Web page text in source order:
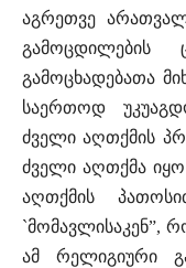
აგრეთვე
გამოცდილების
გამოცხადებათა
საერთოდ
ძველი აღთქმის
ძველი აღთქმა
აღთქმის
`მომავლისაკენ”,
ამ რელიგიური